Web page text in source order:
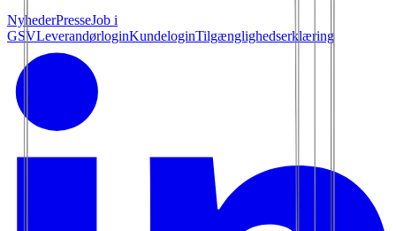
NyhederPresseJob i
GSVLeverandørloginKundeloginTilgænglighedserklæring